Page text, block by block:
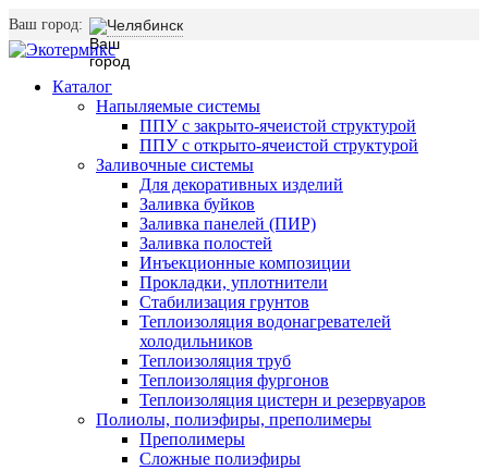
Ваш город: Челябинск
Каталог
Напыляемые системы
ППУ с закрыто-ячеистой структурой
ППУ с открыто-ячеистой структурой
Заливочные системы
Для декоративных изделий
Заливка буйков
Заливка панелей (ПИР)
Заливка полостей
Инъекционные композиции
Прокладки, уплотнители
Стабилизация грунтов
Теплоизоляция водонагревателей
холодильников
Теплоизоляция труб
Теплоизоляция фургонов
Теплоизоляция цистерн и резервуаров
Полиолы, полиэфиры, преполимеры
Преполимеры
Сложные полиэфиры